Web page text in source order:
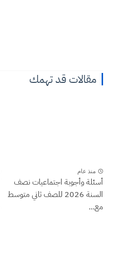
مقالات قد تهمك
منذ عام
أسئلة وأجوبة اجتماعيات نصف
السنة 2026 للصف ثاني متوسط
مع...